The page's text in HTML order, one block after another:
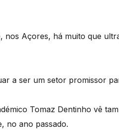
nos Açores, há muito que
a ser um setor promissor
Tomaz Dentinho vê
no ano passado.